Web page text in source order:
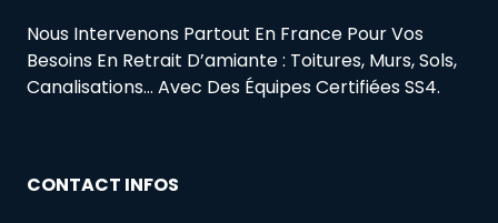
Nous Intervenons Partout En France Pour Vos
Besoins En Retrait D’amiante : Toitures, Murs, Sols,
Canalisations… Avec Des Équipes Certifiées SS4.
CONTACT INFOS